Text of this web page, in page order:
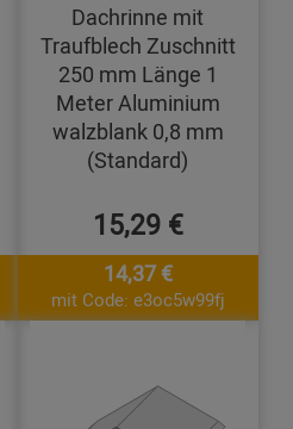
Dachrinne mit
Traufblech Zuschnitt
250 mm Länge 1
Meter Aluminium
walzblank 0,8 mm
(Standard)
15,29 €
14,37 €
mit Code: e3oc5w99fj